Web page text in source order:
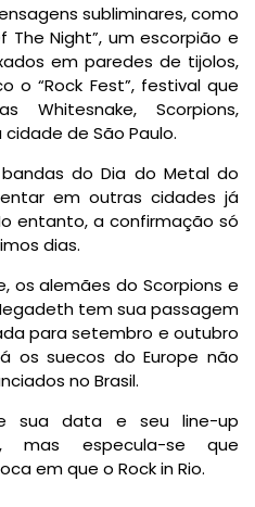
subliminares, como
The Night”, um escorpião e
em paredes de tijolos,
o “Rock Fest”, festival que
Scorpions,
de São Paulo.
do Dia do Metal do
em outras cidades já
entanto, a confirmação só
dias.
os alemães do Scorpions e
tem sua passagem
para setembro e outubro
os suecos do Europe não
no Brasil.
sua data e seu line-up
mas especula-se que
em que o Rock in Rio.